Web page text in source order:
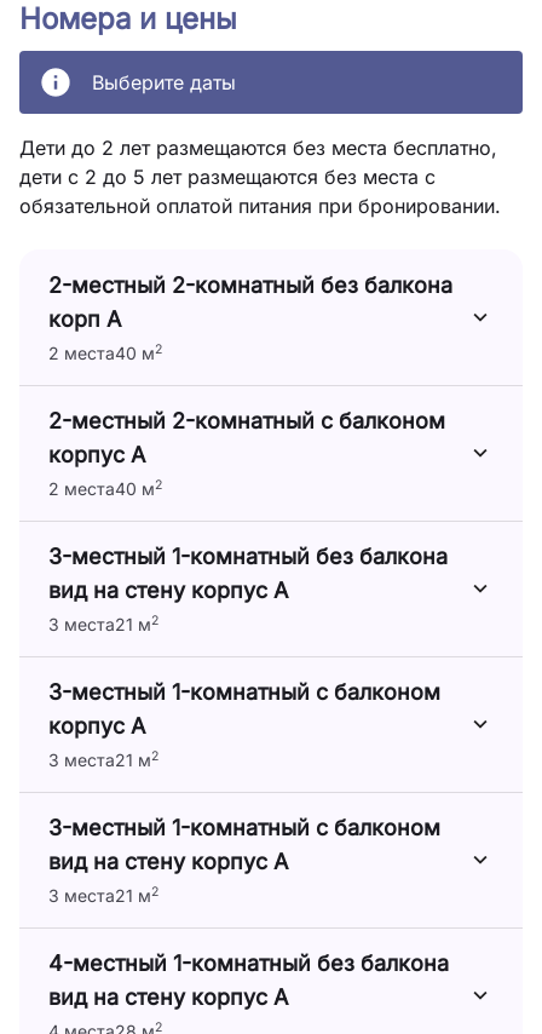
Номера и цены
Выберите даты
Дети до 2 лет размещаются без места бесплатно,
дети с 2 до 5 лет размещаются без места с
обязательной оплатой питания при бронировании.
2-местный 2-комнатный без балкона
корп А
2 места40 м2
2-местный 2-комнатный с балконом
корпус А
2 места40 м2
3-местный 1-комнатный без балкона
вид на стену корпус А
3 места21 м2
3-местный 1-комнатный с балконом
корпус А
3 места21 м2
3-местный 1-комнатный с балконом
вид на стену корпус А
3 места21 м2
4-местный 1-комнатный без балкона
вид на стену корпус А
2